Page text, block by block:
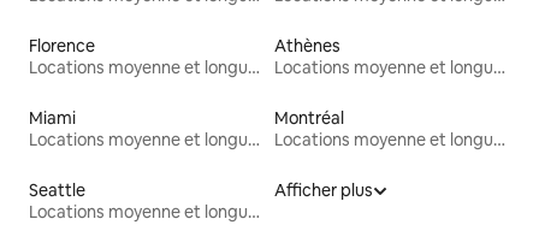
Florence
Locations moyenne et longue durée
Athènes
Locations moyenne et longue durée
Miami
Locations moyenne et longue durée
Montréal
Locations moyenne et longue durée
Seattle
Locations moyenne et longue durée
Afficher plus